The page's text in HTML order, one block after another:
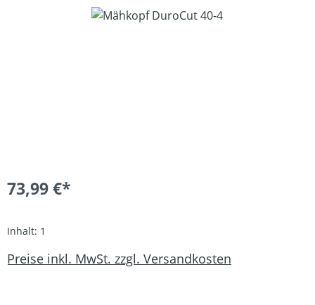
Bildergalerie überspringen
73,99 €*
Inhalt: 1
Preise inkl. MwSt. zzgl. Versandkosten